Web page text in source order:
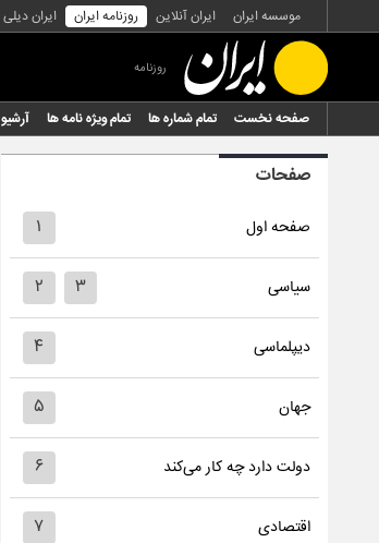
موسسه ایران ایران آنلاین روزنامه ایران ایران دیلی
روزنامه
صفحه نخست تمام شماره ها تمام ویژه نامه ها آرشیو
صفحات
صفحه اول ۱
سیاسی ۲ ۳
دیپلماسی ۴
جهان ۵
دولت دارد چه کار می‌کند ۶
اقتصادی ۷